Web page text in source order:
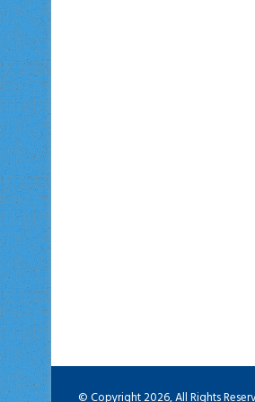
© Copyright 2026, All Rights